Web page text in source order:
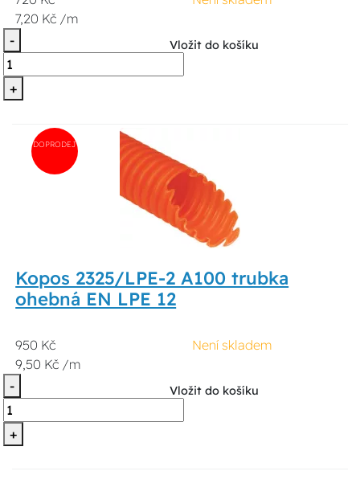
7,20 Kč /m
-
+
Vložit do košíku
DOPRODEJ
Kopos 2325/LPE-2 A100 trubka
ohebná EN LPE 12
950 Kč
9,50 Kč /m
Není skladem
-
+
Vložit do košíku